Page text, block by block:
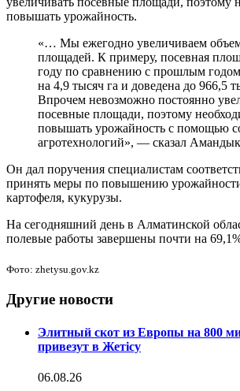
повышать урожайность.
«… Мы ежегодно увеличиваем
площадей. К примеру, посевная
году по сравнению с прошлым
на 4,9 тысяч га и доведена до 966,5
Впрочем невозможно постоянно
посевные площади, поэтому
повышать урожайность с помощью
агротехнологий», — сказал
Он дал поручения специалистам
принять меры по повышению
картофеля, кукурузы.
На сегодняшний день в Алматинской
полевые работы завершены почти на
Фото: zhetysu.gov.kz
Другие новости
Элитный скот из Европы на 800
привезут в Жетісу
06.08.26